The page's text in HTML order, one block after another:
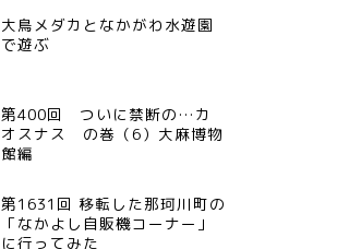
大鳥メダカとなかがわ水遊園
で遊ぶ
第400回 ついに禁断の…カ
オスナス の巻（6）大麻博物
館編
第1631回 移転した那珂川町の
「なかよし自販機コーナー」
に行ってみた